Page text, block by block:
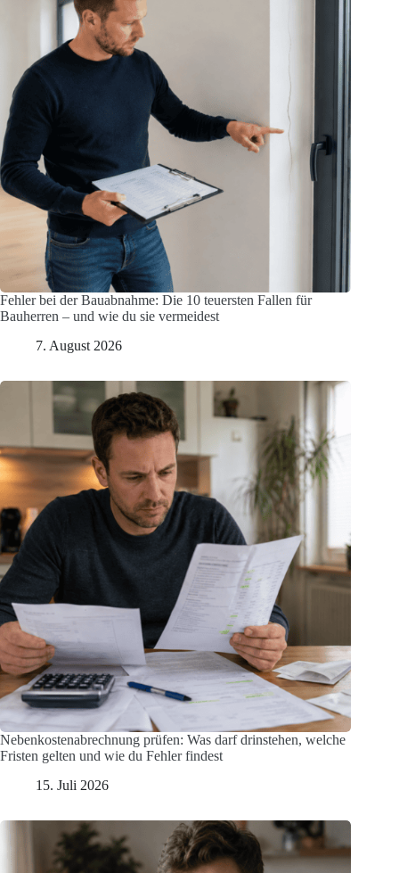
Fehler bei der Bauabnahme: Die 10 teuersten Fallen für
Bauherren – und wie du sie vermeidest
7. August 2026
Nebenkostenabrechnung prüfen: Was darf drinstehen, welche
Fristen gelten und wie du Fehler findest
15. Juli 2026